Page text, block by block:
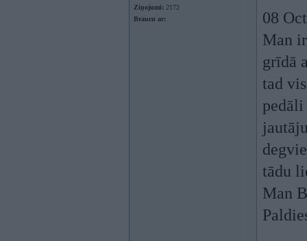
Ziņojumi: 2172
Braucu ar:
08
Man
grīdā
tad
tādu
Man